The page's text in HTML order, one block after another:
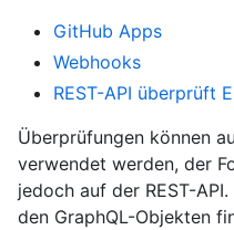
GitHub Apps
Webhooks
REST-API überprüft
Überprüfungen können
verwendet werden, der
jedoch auf der REST-
den GraphQL-Objekten